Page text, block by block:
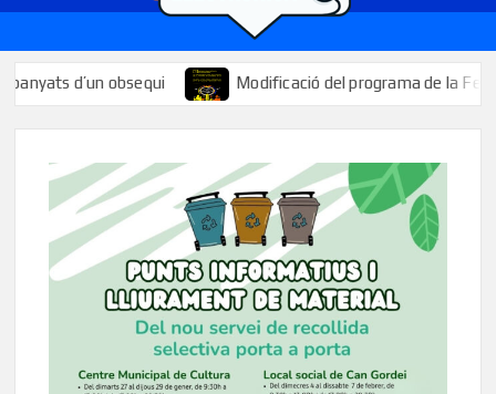
d’un obsequi Modificació del programa de la Festa